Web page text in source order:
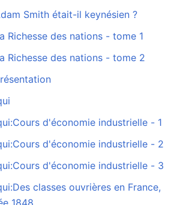
Smith était-il keynésien ?
Richesse des nations - tome 1
Richesse des nations - tome 2
d'économie industrielle - 1
d'économie industrielle - 2
d'économie industrielle - 3
classes ouvrières en France,